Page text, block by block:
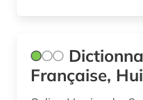
luxemburg (2)
Française,